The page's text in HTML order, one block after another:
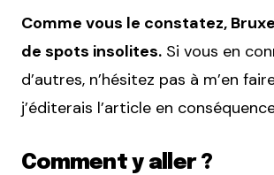
Comme vous le constatez,
de spots insolites. Si vous en
d’autres, n’hésitez pas à m’en
j’éditerais l’article en
Comment y aller ?